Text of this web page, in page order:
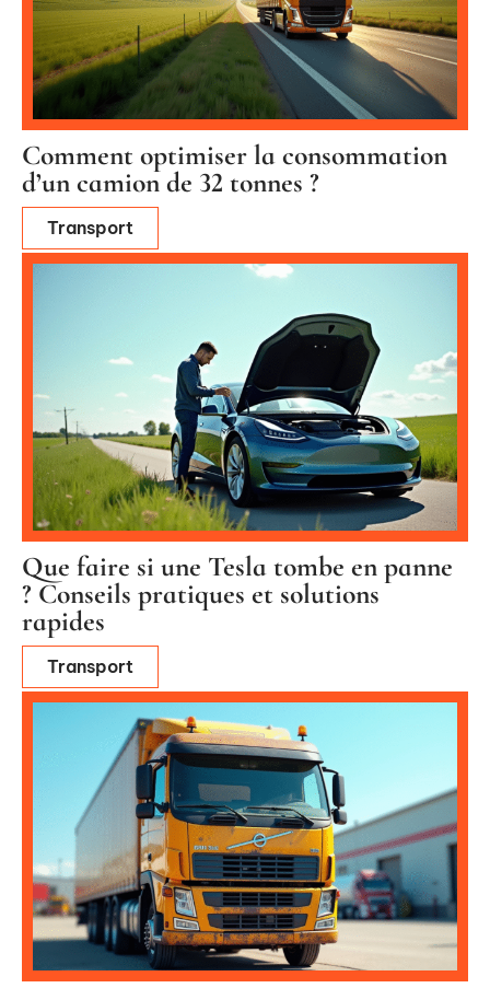
Comment optimiser la consommation
d’un camion de 32 tonnes ?
Transport
Que faire si une Tesla tombe en panne
? Conseils pratiques et solutions
rapides
Transport